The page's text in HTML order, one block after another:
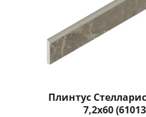
Плинтус
7,2x60